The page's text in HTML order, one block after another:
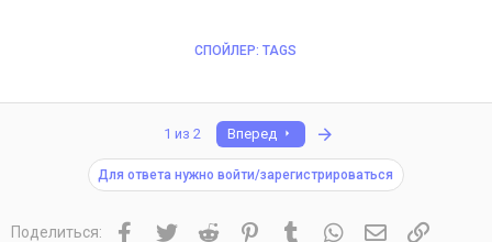
СПОЙЛЕР: TAGS
1 из 2 Вперед
Для ответа нужно войти/зарегистрироваться
Поделиться: Facebook
TwitterReddit PinterestTumblrWhatsAppЭлектронная
Ссылка